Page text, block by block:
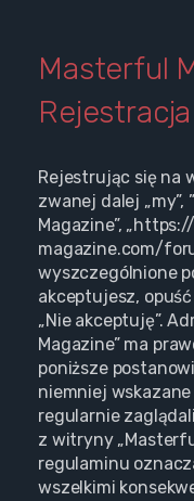
Masterful
Rejestracja
Rejestrując się na
zwanej dalej „my”,
Magazine”,
magazine.com/
wyszczególnione
akceptujesz,
„Nie akceptuję”.
Magazine” ma
poniższe
niemniej
regularnie
z witryny
regulaminu
wszelkimi